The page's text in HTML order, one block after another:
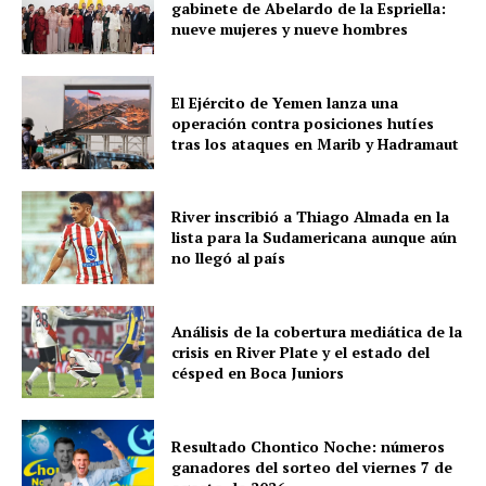
gabinete de Abelardo de la Espriella:
nueve mujeres y nueve hombres
El Ejército de Yemen lanza una
operación contra posiciones hutíes
tras los ataques en Marib y Hadramaut
River inscribió a Thiago Almada en la
lista para la Sudamericana aunque aún
no llegó al país
Análisis de la cobertura mediática de la
crisis en River Plate y el estado del
césped en Boca Juniors
Resultado Chontico Noche: números
ganadores del sorteo del viernes 7 de